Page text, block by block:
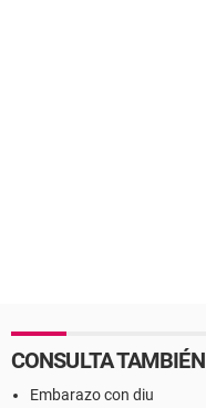
CONSULTA TAMBIÉN
Embarazo con diu